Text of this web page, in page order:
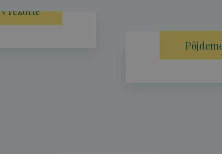
rezorte